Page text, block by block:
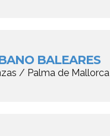
BALEARES
/ Palma de Mallorca